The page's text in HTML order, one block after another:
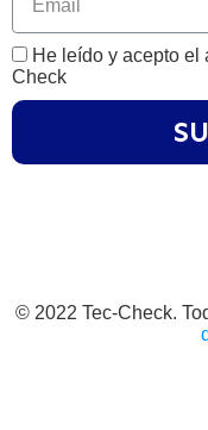
He leído y acepto el
Check
© 2022 Tec-Check.